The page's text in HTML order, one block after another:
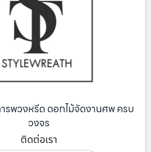
รพวงหรีด ดอกไม้จัดงานศพ ครบ
วงจร
ติดต่อเรา